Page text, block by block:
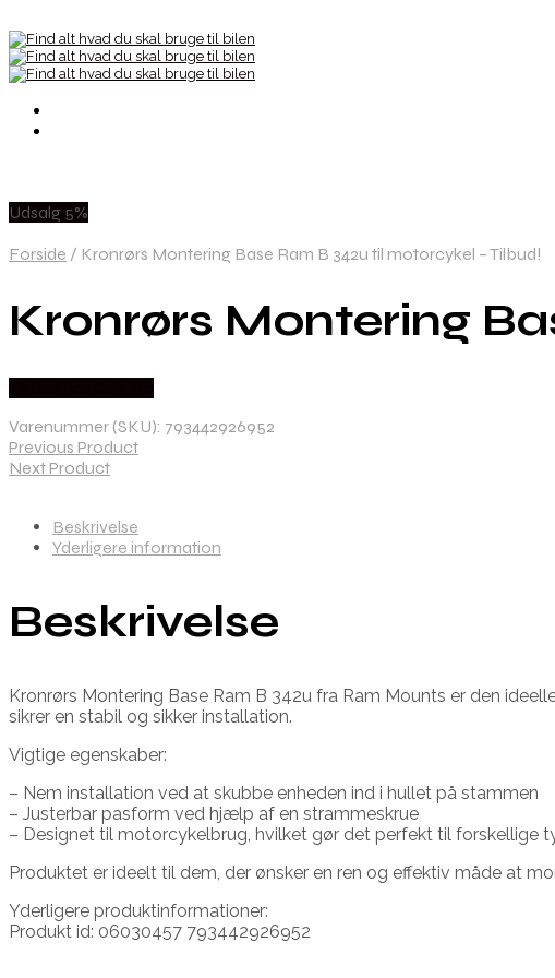
Udsalg 5%
Forside / Kronrørs Montering Base Ram B 342u til motorcykel – Tilbud!
Kronrørs Montering
Varenummer (SKU): 793442926952
Previous Product
Next Product
Beskrivelse
Yderligere information
Beskrivelse
Kronrørs Montering Base Ram B 342u fra Ram Mounts er den
sikrer en stabil og sikker installation.
Vigtige egenskaber:
– Nem installation ved at skubbe enheden ind i hullet på stammen
– Justerbar pasform ved hjælp af en strammeskrue
– Designet til motorcykelbrug, hvilket gør det perfekt til forskellige
Produktet er ideelt til dem, der ønsker en ren og effektiv måde at
Yderligere produktinformationer:
Produkt id: 06030457 793442926952